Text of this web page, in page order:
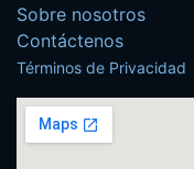
Sobre nosotros
Contáctenos
Términos de Privacidad